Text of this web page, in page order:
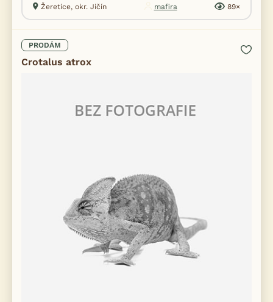
Žeretice, okr. Jičín
mafira 89×
PRODÁM
Crotalus atrox